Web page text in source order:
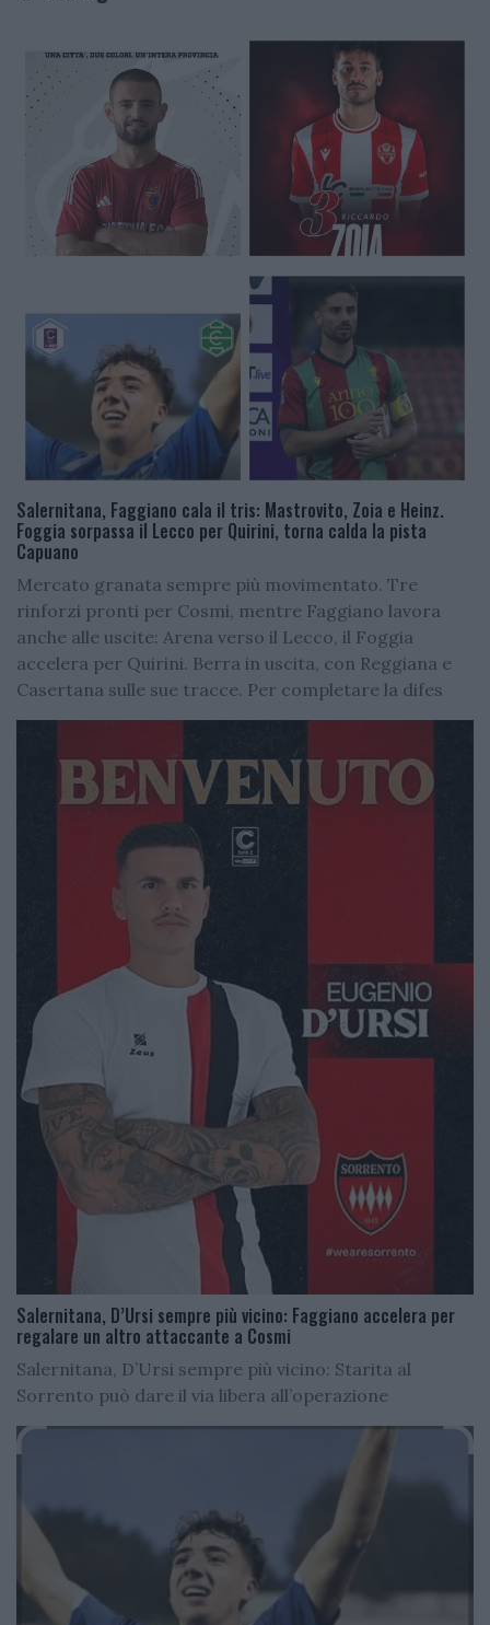
Salernitana, Faggiano cala il tris: Mastrovito, Zoia e Heinz.
Foggia sorpassa il Lecco per Quirini, torna calda la pista
Capuano
Mercato granata sempre più movimentato. Tre
rinforzi pronti per Cosmi, mentre Faggiano lavora
anche alle uscite: Arena verso il Lecco, il Foggia
accelera per Quirini. Berra in uscita, con Reggiana e
Casertana sulle sue tracce. Per completare la difes
Salernitana, D’Ursi sempre più vicino: Faggiano accelera per
regalare un altro attaccante a Cosmi
Salernitana, D’Ursi sempre più vicino: Starita al
Sorrento può dare il via libera all’operazione